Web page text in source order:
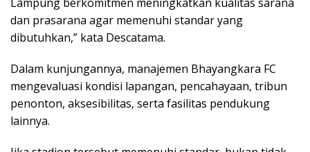
dan prasarana agar memenuhi standar yang
dibutuhkan,” kata Descatama.
Dalam kunjungannya, manajemen Bhayangkara FC
mengevaluasi kondisi lapangan, pencahayaan, tribun
penonton, aksesibilitas, serta fasilitas pendukung
lainnya.